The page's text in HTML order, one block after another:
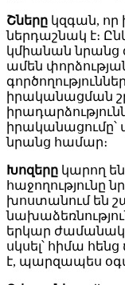
Շները կզգան, որ
ներդաշնակ է։
կմիանան
ամեն
իրականացման
իրականացումը՝
նրանց համար։
Խոզերը կարող
հաջողությունը
խոստանում են
երկար ժամանակ
սկսել՝ հիմա
է, պարզապես